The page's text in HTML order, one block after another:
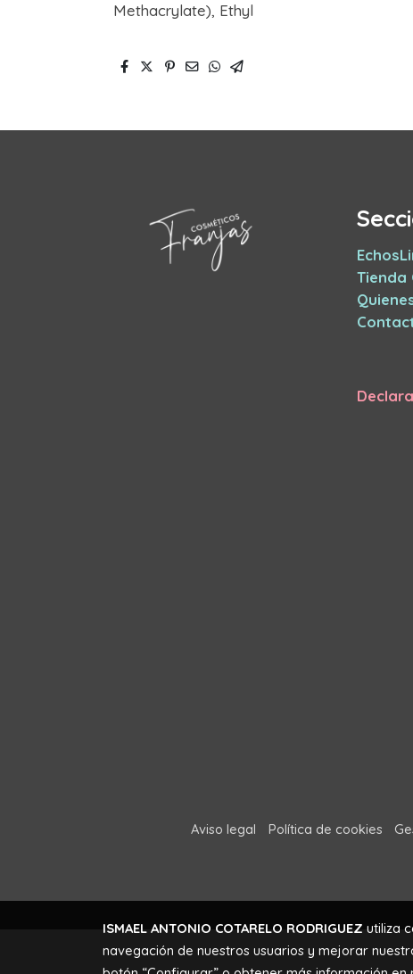
Methacrylate), Ethyl
Tienda
Aviso legal Política de cookies
ISMAEL ANTONIO COTARELO RODRIGUEZ utiliza
navegación de nuestros usuarios y mejorar